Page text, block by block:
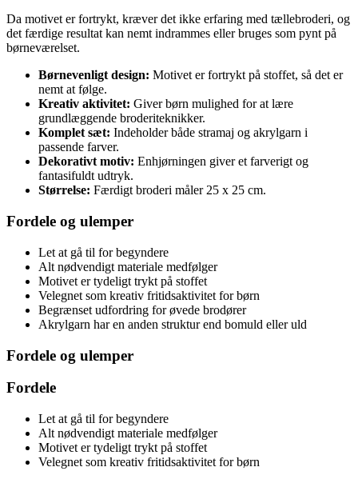
Da motivet er fortrykt, kræver det ikke erfaring med tællebroderi, og
det færdige resultat kan nemt indrammes eller bruges som pynt på
børneværelset.
Børnevenligt design: Motivet er fortrykt på stoffet, så det er
nemt at følge.
Kreativ aktivitet: Giver børn mulighed for at lære
grundlæggende broderiteknikker.
Komplet sæt: Indeholder både stramaj og akrylgarn i
passende farver.
Dekorativt motiv: Enhjørningen giver et farverigt og
fantasifuldt udtryk.
Størrelse: Færdigt broderi måler 25 x 25 cm.
Fordele og ulemper
Let at gå til for begyndere
Alt nødvendigt materiale medfølger
Motivet er tydeligt trykt på stoffet
Velegnet som kreativ fritidsaktivitet for børn
Begrænset udfordring for øvede brodører
Akrylgarn har en anden struktur end bomuld eller uld
Fordele og ulemper
Fordele
Let at gå til for begyndere
Alt nødvendigt materiale medfølger
Motivet er tydeligt trykt på stoffet
Velegnet som kreativ fritidsaktivitet for børn